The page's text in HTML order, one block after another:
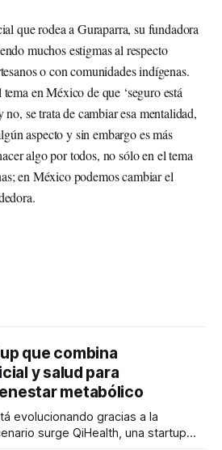
que rodea a Guraparra, su fundadora
muchos estigmas al respecto
o con comunidades indígenas.
en México de que ‘seguro está
se trata de cambiar esa mentalidad,
aspecto y sin embargo es más
algo por todos, no sólo en el tema
en México podemos cambiar el
que combina
y salud para
metabólico
evolucionando gracias a la
surge QiHealth, una startup